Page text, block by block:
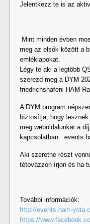
Jelentkezz te is az
Mint minden évben
meg az elsők között a
emléklapokat.
Légy te aki a legtöbb
szerezd meg a DYM
friedrichshafeni HAM
A DYM program
biztosítja, hogy
meg weboldalunkat a
kapcsolatban:
Aki szeretne részt
tétovázzon írjon és ha
További információk:
http://events.ham-
https://